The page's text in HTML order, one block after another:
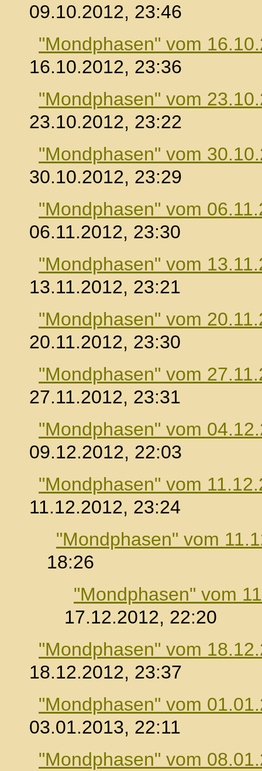
09.10.2012, 23:46
"Mondphasen" vom
16.10.2012, 23:36
"Mondphasen" vom
23.10.2012, 23:22
"Mondphasen" vom
30.10.2012, 23:29
"Mondphasen" vom
06.11.2012, 23:30
"Mondphasen" vom
13.11.2012, 23:21
"Mondphasen" vom
20.11.2012, 23:30
"Mondphasen" vom
27.11.2012, 23:31
"Mondphasen" vom
09.12.2012, 22:03
"Mondphasen" vom
11.12.2012, 23:24
"Mondphasen" vom
18:26
"Mondphasen" vom
17.12.2012, 22:20
"Mondphasen" vom
18.12.2012, 23:37
"Mondphasen" vom
03.01.2013, 22:11
"Mondphasen" vom